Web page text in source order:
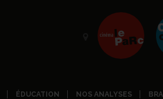
ÉDUCATION NOS ANALYSES